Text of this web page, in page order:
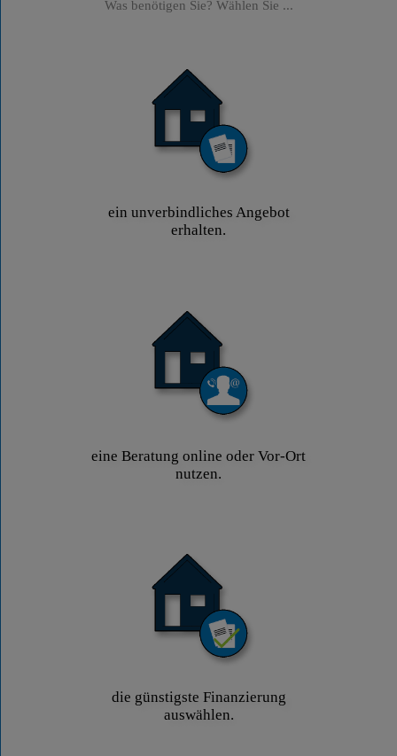
Was benötigen Sie? Wählen Sie ...
ein unverbindliches Angebot
erhalten.
eine Beratung online oder Vor-Ort
nutzen.
die günstigste Finanzierung
auswählen.